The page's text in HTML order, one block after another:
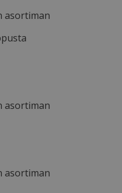
asortiman
asortiman
asortiman